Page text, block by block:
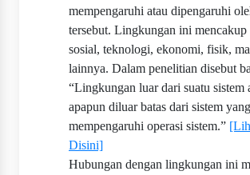
mempengaruhi atau dipengaruhi
tersebut. Lingkungan ini mencakup
sosial, teknologi, ekonomi, fisik,
lainnya. Dalam penelitian disebut
“Lingkungan luar dari suatu sistem
apapun diluar batas dari sistem yang
mempengaruhi operasi sistem.”
Disini]
Hubungan dengan lingkungan ini